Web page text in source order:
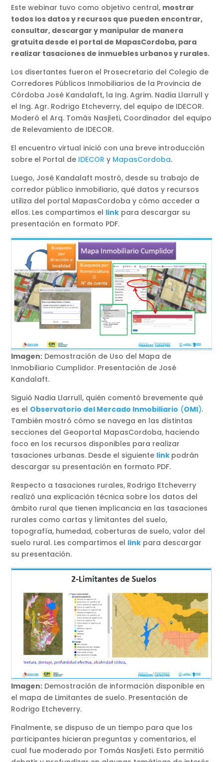
Este webinar tuvo como objetivo central, mostrar
todos los datos y recursos que pueden encontrar,
consultar, descargar y manipular de manera
gratuita desde el portal de MapasCordoba, para
realizar tasaciones de inmuebles urbanos y rurales.
Los disertantes fueron el Prosecretario del Colegio de
Corredores Públicos Inmobiliarios de la Provincia de
Córdoba José Kandalaft, la Ing. Agrim. Nadia Llarrull y
el Ing. Agr. Rodrigo Etcheverry, del equipo de IDECOR.
Moderó el Arq. Tomás Nasjleti, Coordinador del equipo
de Relevamiento de IDECOR.
El encuentro virtual inició con una breve introducción
sobre el Portal de IDECOR y MapasCordoba.
Luego, José Kandalaft mostró, desde su trabajo de
corredor público inmobiliario, qué datos y recursos
utiliza del portal MapasCordoba y cómo acceder a
ellos. Les compartimos el link para descargar su
presentación en formato PDF.
Imagen: Demostración de Uso del Mapa de
Inmobiliario Cumplidor. Presentación de José
Kandalaft.
Siguió Nadia Llarrull, quién comentó brevemente qué
es el Observatorio del Mercado Inmobiliario (OMI).
También mostró cómo se navega en las distintas
secciones del Geoportal MapasCordoba, haciendo
foco en los recursos disponibles para realizar
tasaciones urbanas. Desde el siguiente link podrán
descargar su presentación en formato PDF.
Respecto a tasaciones rurales, Rodrigo Etcheverry
realizó una explicación técnica sobre los datos del
ámbito rural que tienen implicancia en las tasaciones
rurales como cartas y limitantes del suelo,
topografía, humedad, coberturas de suelo, valor del
suelo rural. Les compartimos el link para descargar
su presentación.
Imagen: Demostración de información disponible en
el mapa de Limitantes de suelo. Presentación de
Rodrigo Etcheverry.
Finalmente, se dispuso de un tiempo para que los
participantes hicieran preguntas y comentarios, el
cual fue moderado por Tomás Nasjleti. Esto permitió